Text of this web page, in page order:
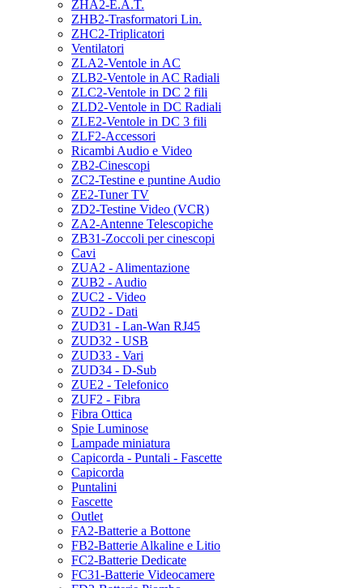
ZHA2-E.A.T.
ZHB2-Trasformatori Lin.
ZHC2-Triplicatori
Ventilatori
ZLA2-Ventole in AC
ZLB2-Ventole in AC Radiali
ZLC2-Ventole in DC 2 fili
ZLD2-Ventole in DC Radiali
ZLE2-Ventole in DC 3 fili
ZLF2-Accessori
Ricambi Audio e Video
ZB2-Cinescopi
ZC2-Testine e puntine Audio
ZE2-Tuner TV
ZD2-Testine Video (VCR)
ZA2-Antenne Telescopiche
ZB31-Zoccoli per cinescopi
Cavi
ZUA2 - Alimentazione
ZUB2 - Audio
ZUC2 - Video
ZUD2 - Dati
ZUD31 - Lan-Wan RJ45
ZUD32 - USB
ZUD33 - Vari
ZUD34 - D-Sub
ZUE2 - Telefonico
ZUF2 - Fibra
Fibra Ottica
Spie Luminose
Lampade miniatura
Capicorda - Puntali - Fascette
Capicorda
Puntalini
Fascette
Outlet
FA2-Batterie a Bottone
FB2-Batterie Alkaline e Litio
FC2-Batterie Dedicate
FC31-Batterie Videocamere